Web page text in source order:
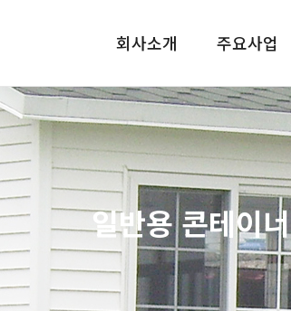
회사소개 주요사업
일반용 콘테이너